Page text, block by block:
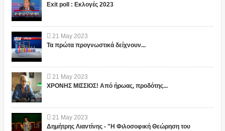
Exit poll : Εκλογές 2023
21 May 2023
Τα πρώτα προγνωστικά δείχνουν...
21 May 2023
ΧΡΟΝΗΣ ΜΙΣΣΙΟΣ! Από ήρωας, προδότης...
21 May 2023
Δημήτρης Λιαντίνης - "Η Φιλοσοφική Θεώρηση του